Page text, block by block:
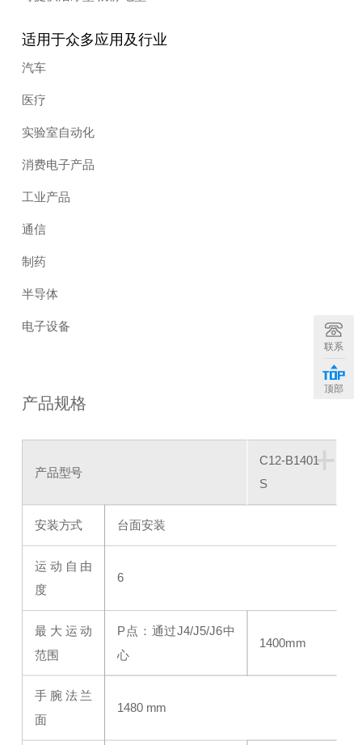
适用于众多应用及行业
汽车
医疗
实验室自动化
消费电子产品
工业产品
通信
制药
半导体
电子设备
产品规格
+
产品型号
C12-B1401
S
安装方式 台面安装
运动自由
度
6
最大运动
范围
P点：通过J4/J5/J6中
心
1400mm
手腕法兰
面
1480 mm
联系
顶部